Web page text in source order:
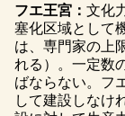
フエ王宮： 文化
塞化区域として
は、専門家の上
れる）。一定数
ばならない。フ
して建設しなけ